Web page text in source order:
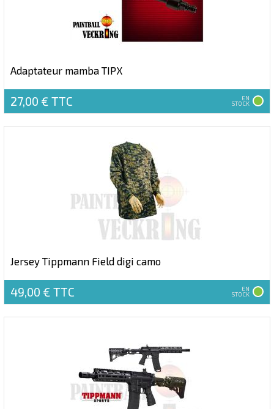
Adaptateur mamba TIPX
27,00 € TTC EN
STOCK
Jersey Tippmann Field digi camo
49,00 € TTC EN
STOCK